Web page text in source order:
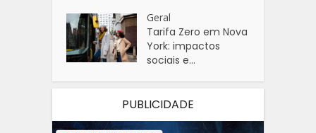
Geral
Tarifa Zero em Nova
York: impactos
sociais e...
PUBLICIDADE